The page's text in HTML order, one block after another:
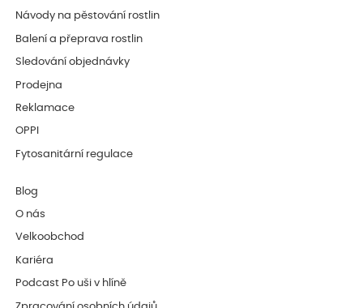
Návody na pěstování rostlin
Balení a přeprava rostlin
Sledování objednávky
Prodejna
Reklamace
OPPI
Fytosanitární regulace
Blog
O nás
Velkoobchod
Kariéra
Podcast Po uši v hlíně